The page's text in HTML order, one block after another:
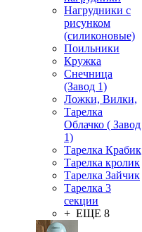
Нагрудники с
рисунком
(силиконовые)
Поильники
Кружка
Снечница
(Завод 1)
Ложки, Вилки,
Тарелка
Облачко ( Завод
1)
Тарелка Крабик
Тарелка кролик
Тарелка Зайчик
Тарелка 3
секции
+ ЕЩЕ 8